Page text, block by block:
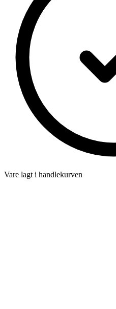
Vare lagt i handlekurven